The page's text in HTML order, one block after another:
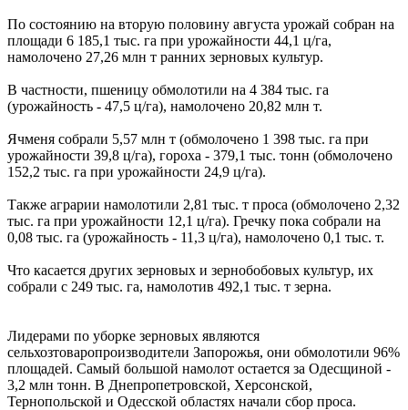
По состоянию на вторую половину августа урожай собран на
площади 6 185,1 тыс. га при урожайности 44,1 ц/га,
намолочено 27,26 млн т ранних зерновых культур.
В частности, пшеницу обмолотили на 4 384 тыс. га
(урожайность - 47,5 ц/га), намолочено 20,82 млн т.
Ячменя собрали 5,57 млн т (обмолочено 1 398 тыс. га при
урожайности 39,8 ц/га), гороха - 379,1 тыс. тонн (обмолочено
152,2 тыс. га при урожайности 24,9 ц/га).
Также аграрии намолотили 2,81 тыс. т проса (обмолочено 2,32
тыс. га при урожайности 12,1 ц/га). Гречку пока собрали на
0,08 тыс. га (урожайность - 11,3 ц/га), намолочено 0,1 тыс. т.
Что касается других зерновых и зернобобовых культур, их
собрали с 249 тыс. га, намолотив 492,1 тыс. т зерна.
Лидерами по уборке зерновых являются
сельхозтоваропроизводители Запорожья, они обмолотили 96%
площадей. Самый большой намолот остается за Одесщиной -
3,2 млн тонн. В Днепропетровской, Херсонской,
Тернопольской и Одесской областях начали сбор проса.